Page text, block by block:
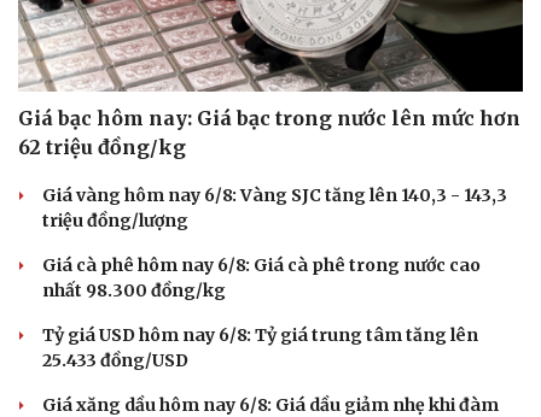
Giá bạc hôm nay: Giá bạc trong nước lên mức hơn
62 triệu đồng/kg
Giá vàng hôm nay 6/8: Vàng SJC tăng lên 140,3 - 143,3
triệu đồng/lượng
Giá cà phê hôm nay 6/8: Giá cà phê trong nước cao
nhất 98.300 đồng/kg
Tỷ giá USD hôm nay 6/8: Tỷ giá trung tâm tăng lên
25.433 đồng/USD
Giá xăng dầu hôm nay 6/8: Giá dầu giảm nhẹ khi đàm